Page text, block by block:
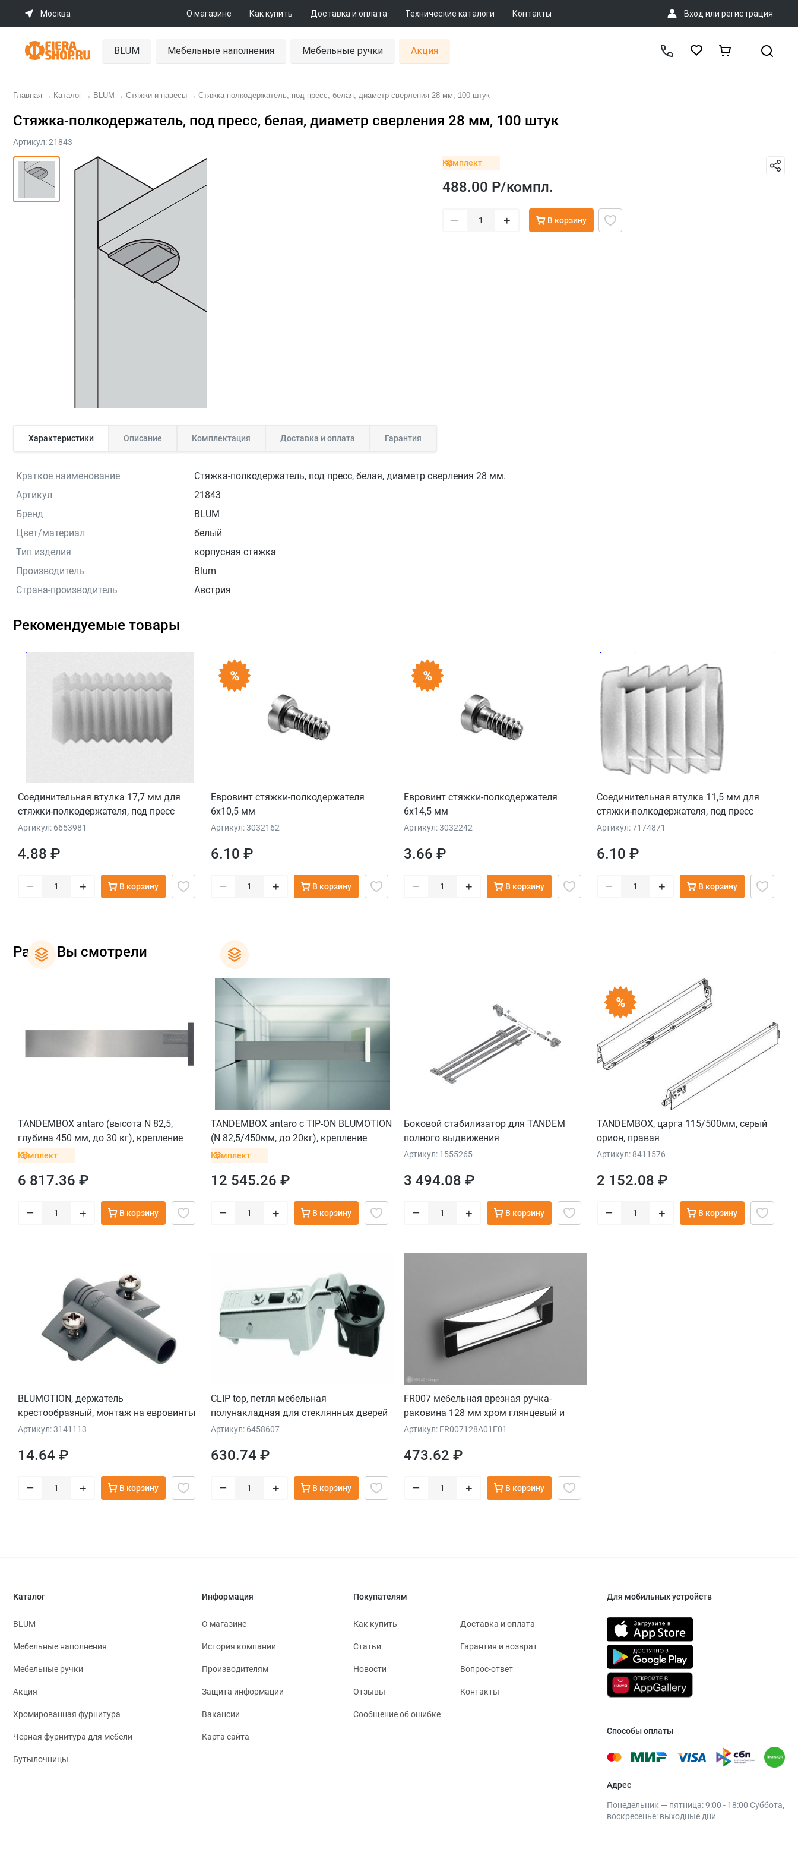
Москва О магазине Как купить Доставка и оплата Технические каталоги Контакты Вход или регистрация
BLUM Мебельные наполнения Мебельные ручки Акция
Главная → Каталог → BLUM → Стяжки и навесы → Стяжка-полкодержатель, под пресс, белая, диаметр сверления 28 мм, 100 штук
Стяжка-полкодержатель, под пресс, белая, диаметр сверления 28 мм, 100 штук
Артикул:21843
Комплект
488.00 Р/компл.
– + В корзину
Характеристики Описание Комплектация Доставка и оплата Гарантия
Краткое наименование
Стяжка-полкодержатель, под пресс, белая, диаметр сверления 28 мм.
Артикул
21843
Бренд
BLUM
Цвет/материал
белый
Тип изделия
корпусная стяжка
Производитель
Blum
Страна-производитель
Австрия
Рекомендуемые товары
Соединительная втулка 17,7 мм для
стяжки-полкодержателя, под пресс
Артикул: 6653981
4.88 ₽
– + В корзину
Евровинт стяжки-полкодержателя
6х10,5 мм
Артикул: 3032162
6.10 ₽
– + В корзину
Евровинт стяжки-полкодержателя
6х14,5 мм
Артикул: 3032242
3.66 ₽
– + В корзину
Соединительная втулка 11,5 мм для
стяжки-полкодержателя, под пресс
Артикул: 7174871
6.10 ₽
– + В корзину
Ранее Вы смотрели
TANDEMBOX antaro (высота N 82,5,
глубина 450 мм, до 30 кг), крепление
INSERTA, нержавеющая сталь
Комплект
6 817.36 ₽
– + В корзину
TANDEMBOX antaro с TIP-ON BLUMOTION
(N 82,5/450мм, до 20кг), крепление
INSERTA, серый
Комплект
12 545.26 ₽
– + В корзину
Боковой стабилизатор для TANDEM
полного выдвижения
Артикул: 1555265
3 494.08 ₽
– + В корзину
TANDEMBOX, царга 115/500мм, серый
орион, правая
Артикул: 8411576
2 152.08 ₽
– + В корзину
BLUMOTION, держатель
крестообразный, монтаж на евровинты
Артикул: 3141113
14.64 ₽
– + В корзину
CLIP top, петля мебельная
полунакладная для стеклянных дверей
Артикул: 6458607
630.74 ₽
– + В корзину
FR007 мебельная врезная ручка-
раковина 128 мм хром глянцевый и
сатин светлый
Артикул: FR007128A01F01
473.62 ₽
– + В корзину
Каталог
BLUM
Мебельные наполнения
Мебельные ручки
Акция
Хромированная фурнитура
Черная фурнитура для мебели
Бутылочницы
Информация
О магазине
История компании
Производителям
Защита информации
Вакансии
Карта сайта
Покупателям
Как купить Доставка и оплата
Статьи Гарантия и возврат
Новости Вопрос-ответ
Отзывы Контакты
Сообщение об ошибке
Для мобильных устройств
Способы оплаты
Адрес
Понедельник — пятница: 9:00 - 18:00 Суббота,
воскресенье: выходные дни